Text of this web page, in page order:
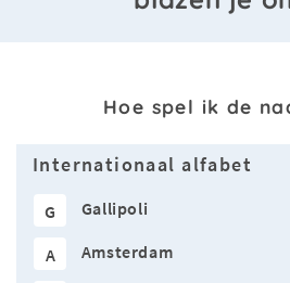
Hoe spel ik de
Internationaal alfabet
G Gallipoli
A Amsterdam